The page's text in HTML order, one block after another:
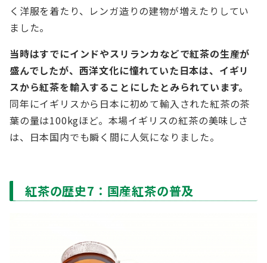
く洋服を着たり、レンガ造りの建物が増えたりしてい
ました。
当時はすでにインドやスリランカなどで紅茶の生産が
盛んでしたが、西洋文化に憧れていた日本は、イギリ
スから紅茶を輸入することにしたとみられています。
同年にイギリスから日本に初めて輸入された紅茶の茶
葉の量は100kgほど。本場イギリスの紅茶の美味しさ
は、日本国内でも瞬く間に人気になりました。
紅茶の歴史7：国産紅茶の普及